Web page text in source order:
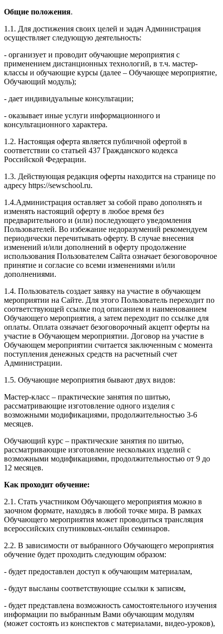
Общие положения.
1.1. Для достижения своих целей и задач Администрация
осуществляет следующую деятельность:
- организует и проводит обучающие мероприятия с
применением дистанционных технологий, в т.ч. мастер-
классы и обучающие курсы (далее – Обучающее мероприятие,
Обучающий модуль);
- дает индивидуальные консультации;
- оказывает иные услуги информационного и
консультационного характера.
1.2. Настоящая оферта является публичной офертой в
соответствии со статьей 437 Гражданского кодекса
Российской Федерации.
1.3. Действующая редакция оферты находится на странице по
адресу https://sewschool.ru.
1.4.Администрация оставляет за собой право дополнять и
изменять настоящий оферту в любое время без
предварительного и (или) последующего уведомления
Пользователей. Во избежание недоразумений рекомендуем
периодически перечитывать оферту. В случае внесения
изменений и/или дополнений в оферту продолжение
использования Пользователем Сайта означает безоговорочное
принятие и согласие со всеми изменениями и/или
дополнениями.
1.4. Пользователь создает заявку на участие в обучающем
мероприятии на Сайте. Для этого Пользователь переходит по
соответствующей ссылке под описанием и наименованием
Обучающего мероприятия, а затем переходит по ссылке для
оплаты. Оплата означает безоговорочный акцепт оферты на
участие в Обучающем мероприятии. Договор на участие в
Обучающем мероприятии считается заключенным с момента
поступления денежных средств на расчетный счет
Администрации.
1.5. Обучающие мероприятия бывают двух видов:
Мастер-класс – практические занятия по шитью,
рассматривающие изготовление одного изделия с
возможными модификациями, продолжительностью 3-6
месяцев.
Обучающий курс – практические занятия по шитью,
рассматривающие изготовление нескольких изделий с
возможными модификациями, продолжительностью от 9 до
12 месяцев.
Как проходит обучение:
2.1. Стать участником Обучающего мероприятия можно в
заочном формате, находясь в любой точке мира. В рамках
Обучающего мероприятия может проводиться трансляция
всероссийских спутниковых-онлайн семинаров.
2.2. В зависимости от выбранного Обучающего мероприятия
обучение будет проходить следующим образом:
- будет предоставлен доступ к обучающим материалам,
- будут высланы соответствующие ссылки к записям,
- будет представлена возможность самостоятельного изучения
информации по выбранным Вами обучающим модулям
(может состоять из конспектов с материалами, видео-уроков),